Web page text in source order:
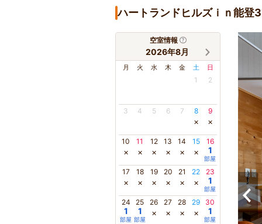
ハートランドヒルズｉｎ能登
空室情報
2026年8月
月 火 水 木 金 土 日
1 2
3 4 5 6 7 8
×
9
×
10
×
11
×
12
×
13
×
14
×
15
×
16
1
部屋
17
×
18
×
19
×
20
×
21
×
22
×
23
1
部屋
24
1
部屋
25
1
部屋
26
×
27
×
28
×
29
×
30
1
部屋